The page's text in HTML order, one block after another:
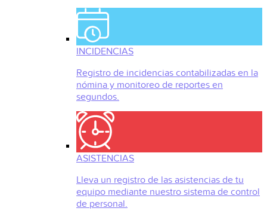
INCIDENCIAS
Registro de incidencias contabilizadas en la
nómina y monitoreo de reportes en
segundos.
ASISTENCIAS
Lleva un registro de las asistencias de tu
equipo mediante nuestro sistema de control
de personal.